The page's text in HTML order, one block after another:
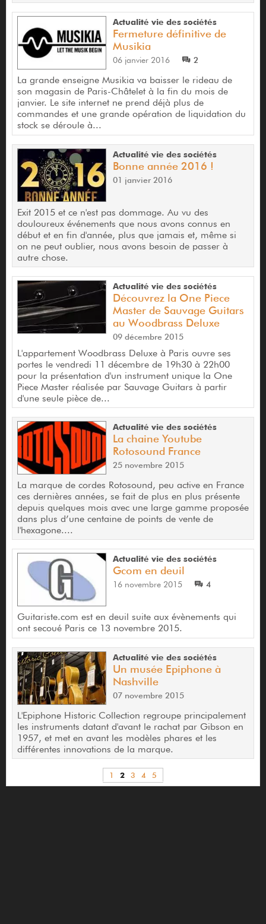
Actualité vie des sociétés
Fermeture définitive de
Musikia
06 janvier 2016 2
La grande enseigne Musikia va baisser le rideau de
son magasin de Paris-Châtelet à la fin du mois de
janvier. Le site internet ne prend déjà plus de
commandes et une grande opération de liquidation du
stock se déroule à...
Actualité vie des sociétés
Bonne année 2016 !
01 janvier 2016
Exit 2015 et ce n'est pas dommage. Au vu des
douloureux événements que nous avons connus en
début et en fin d'année, plus que jamais et, même si
on ne peut oublier, nous avons besoin de passer à
autre chose.
Actualité vie des sociétés
Découvrez la One Piece
Master de Sauvage Guitars
au Woodbrass Deluxe
09 décembre 2015
L'appartement Woodbrass Deluxe à Paris ouvre ses
portes le vendredi 11 décembre de 19h30 à 22h00
pour la présentation d'un instrument unique la One
Piece Master réalisée par Sauvage Guitars à partir
d'une seule pièce de...
Actualité vie des sociétés
La chaine Youtube
Rotosound France
25 novembre 2015
La marque de cordes Rotosound, peu active en France
ces dernières années, se fait de plus en plus présente
depuis quelques mois avec une large gamme proposée
dans plus d’une centaine de points de vente de
l'hexagone....
Actualité vie des sociétés
Gcom en deuil
16 novembre 2015 4
Guitariste.com est en deuil suite aux évènements qui
ont secoué Paris ce 13 novembre 2015.
Actualité vie des sociétés
Un musée Epiphone à
Nashville
07 novembre 2015
L'Epiphone Historic Collection regroupe principalement
les instruments datant d'avant le rachat par Gibson en
1957, et met en avant les modèles phares et les
différentes innovations de la marque.
1 2 3 4 5